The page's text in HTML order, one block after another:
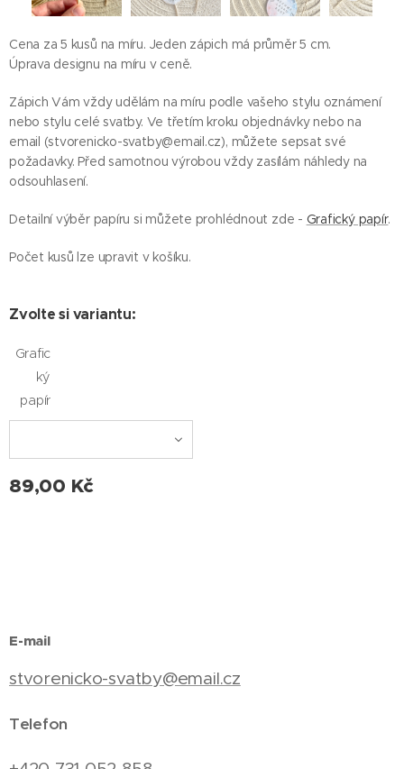
Cena za 5 kusů na míru. Jeden zápich má průměr 5 cm.
Úprava designu na míru v ceně.
Zápich Vám vždy udělám na míru podle vašeho stylu oznámení
nebo stylu celé svatby. Ve třetím kroku objednávky nebo na
email (stvorenicko-svatby@email.cz), můžete sepsat své
požadavky. Před samotnou výrobou vždy zasílám náhledy na
odsouhlasení.
Detailní výběr papíru si můžete prohlédnout zde - Grafický papír.
Počet kusů lze upravit v košíku.
Zvolte si variantu:
Grafic
ký
papír
89,00 Kč
E-mail
stvorenicko-svatby@email.cz
Telefon